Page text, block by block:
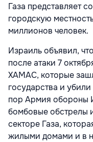
Газа представляет
городскую
миллионов человек.
Израиль объявил,
после атаки 7
ХАМАС, которые
государства и
пор Армия обороны
бомбовые обстрелы
секторе Газа,
жилыми домами и в